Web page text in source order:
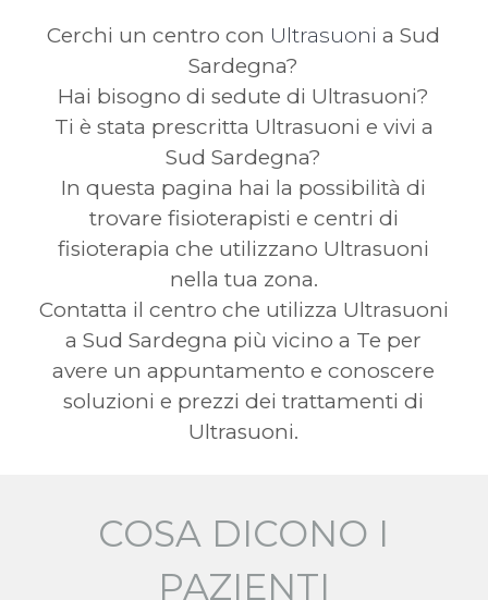
Cerchi un centro con Ultrasuoni a Sud
Sardegna?
Hai bisogno di sedute di Ultrasuoni?
Ti è stata prescritta Ultrasuoni e vivi a
Sud Sardegna?
In questa pagina hai la possibilità di
trovare fisioterapisti e centri di
fisioterapia che utilizzano Ultrasuoni
nella tua zona.
Contatta il centro che utilizza Ultrasuoni
a Sud Sardegna più vicino a Te per
avere un appuntamento e conoscere
soluzioni e prezzi dei trattamenti di
Ultrasuoni.
COSA DICONO I
PAZIENTI